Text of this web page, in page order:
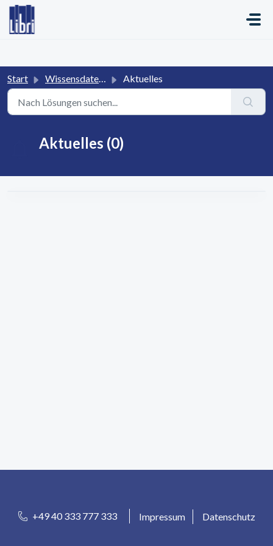
Zum hauptsächlichen Inhalt gehen
Start Wissensdatenbank Aktuelles
Aktuelles (0)
+49 40 333 777 333 Impressum Datenschutz